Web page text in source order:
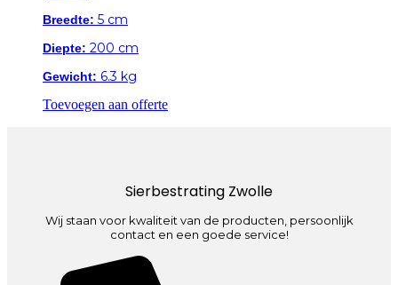
Breedte: 5 cm
Diepte: 200 cm
Gewicht: 6.3 kg
Toevoegen aan offerte
Sierbestrating Zwolle
Wij staan voor kwaliteit van de producten, persoonlijk
contact en een goede service!